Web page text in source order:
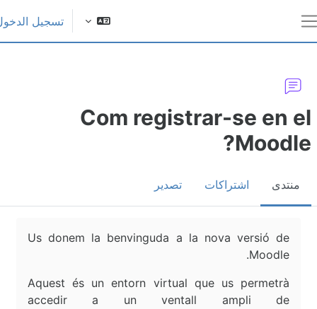
تسجيل الدخول
Com registrar-se en
منتدى اشتراكات تصدير
Us donem la benvinguda a la nova versió de
Moodle
.
Aquest és un entorn virtual que us permetrà
accedir a un ventall ampli de